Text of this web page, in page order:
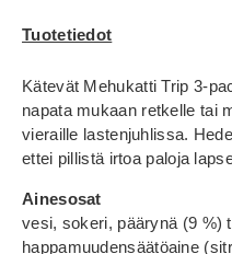
Tuotetiedot
Kätevät Mehukatti Trip 3-
napata mukaan retkelle tai
vieraille lastenjuhlissa.
ettei pillistä irtoa paloja
Ainesosat
vesi, sokeri, päärynä (9 %)
happamuudensäätöaine